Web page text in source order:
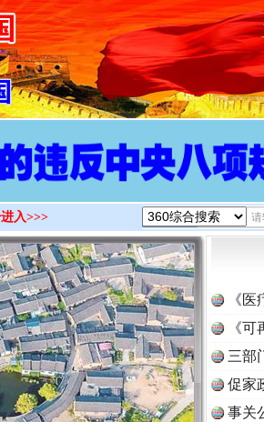
入>>>
《
《
三部
促家
事关